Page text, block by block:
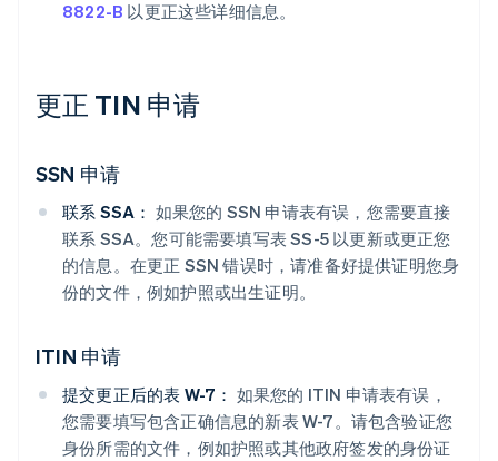
8822-B 以更正这些详细信息。
更正 TIN 申请
SSN 申请
联系 SSA： 如果您的 SSN 申请表有误，您需要直接
联系 SSA。您可能需要填写表 SS-5 以更新或更正您
的信息。在更正 SSN 错误时，请准备好提供证明您身
份的文件，例如护照或出生证明。
ITIN 申请
提交更正后的表 W-7： 如果您的 ITIN 申请表有误，
您需要填写包含正确信息的新表 W-7。请包含验证您
身份所需的文件，例如护照或其他政府签发的身份证